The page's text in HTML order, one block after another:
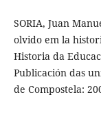
SORIA, Juan
olvido em la
Historia da
Publicación das
de Compostela: